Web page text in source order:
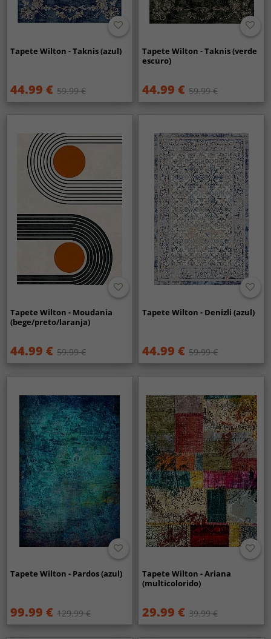
Tapete Wilton - Taknis (azul)
44.99 € 59.99 €
Tapete Wilton - Taknis (verde
escuro)
44.99 € 59.99 €
Tapete Wilton - Moudania
(bege/preto/laranja)
44.99 € 59.99 €
Tapete Wilton - Denizli (azul)
44.99 € 59.99 €
Tapete Wilton - Pardos (azul)
99.99 € 129.99 €
Tapete Wilton - Ariana
(multicolorido)
29.99 € 39.99 €